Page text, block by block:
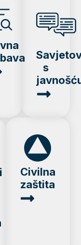
s
Civilna
zaštita